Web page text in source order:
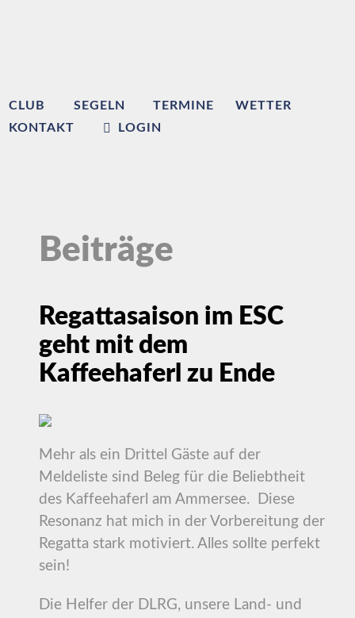
CLUB SEGELN TERMINE
WETTER
KONTAKT
LOGIN
Beiträge
Regattasaison im ESC
geht mit dem
Kaffeehaferl zu Ende
Mehr als ein Drittel Gäste auf der
Meldeliste sind Beleg für die Beliebtheit
des Kaffeehaferl am Ammersee. Diese
Resonanz hat mich in der Vorbereitung der
Regatta stark motiviert. Alles sollte perfekt
sein!
Die Helfer der DLRG, unsere Land- und